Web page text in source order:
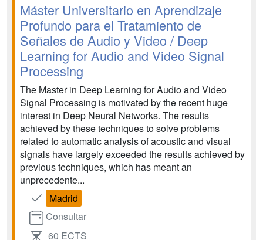
Máster Universitario en Aprendizaje
Profundo para el Tratamiento de
Señales de Audio y Video / Deep
Learning for Audio and Video Signal
Processing
The Master in Deep Learning for Audio and Video
Signal Processing is motivated by the recent huge
interest in Deep Neural Networks. The results
achieved by these techniques to solve problems
related to automatic analysis of acoustic and visual
signals have largely exceeded the results achieved by
previous techniques, which has meant an
unprecedente...
Madrid
Consultar
60 ECTS